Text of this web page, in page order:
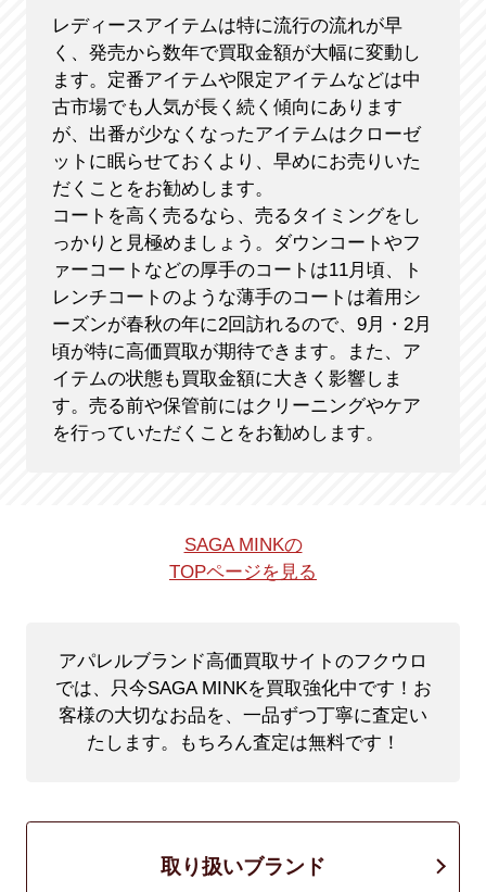
レディースアイテムは特に流行の流れが早
く、発売から数年で買取金額が大幅に変動し
ます。定番アイテムや限定アイテムなどは中
古市場でも人気が長く続く傾向にあります
が、出番が少なくなったアイテムはクローゼ
ットに眠らせておくより、早めにお売りいた
だくことをお勧めします。
コートを高く売るなら、売るタイミングをし
っかりと見極めましょう。ダウンコートやフ
ァーコートなどの厚手のコートは11月頃、ト
レンチコートのような薄手のコートは着用シ
ーズンが春秋の年に2回訪れるので、9月・2月
頃が特に高価買取が期待できます。また、ア
イテムの状態も買取金額に大きく影響しま
す。売る前や保管前にはクリーニングやケア
を行っていただくことをお勧めします。
SAGA MINKの
TOPページを見る
アパレルブランド高価買取サイトのフクウロ
では、只今SAGA MINKを買取強化中です！ お
客様の大切なお品を、一品ずつ丁寧に査定い
たします。もちろん査定は無料です！
取り扱いブランド